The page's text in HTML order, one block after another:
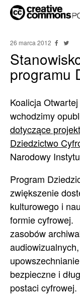
26 marca 2012
programu
Koalicja
wchodzimy
dotyczące
Dziedzictwo
Narodowy
Program
zwiększenie
kulturowego i
formie cyfrowej.
zasobów
bezpieczne i
postaci cyfrowej.